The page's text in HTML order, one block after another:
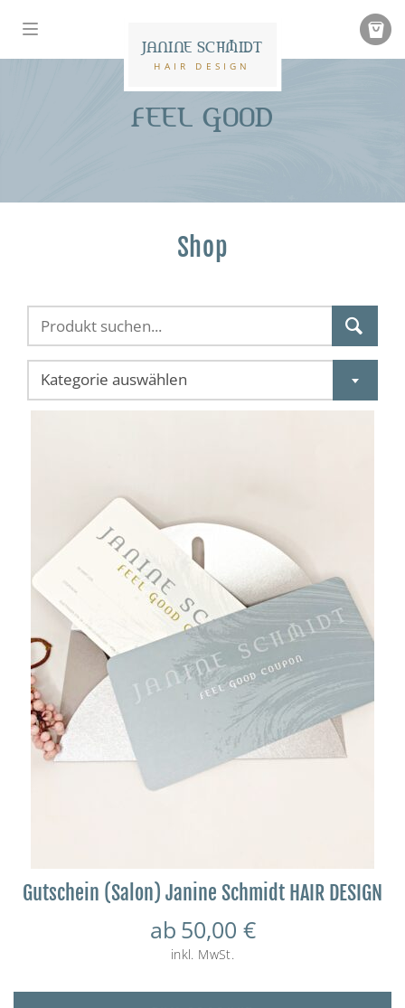
JANINE SCHMIDT
HAIR DESIGN
FEEL GOOD
Shop
Kategorie auswählen
Gutschein (Salon) Janine Schmidt HAIR DESIGN
ab 50,00 €
inkl. MwSt.